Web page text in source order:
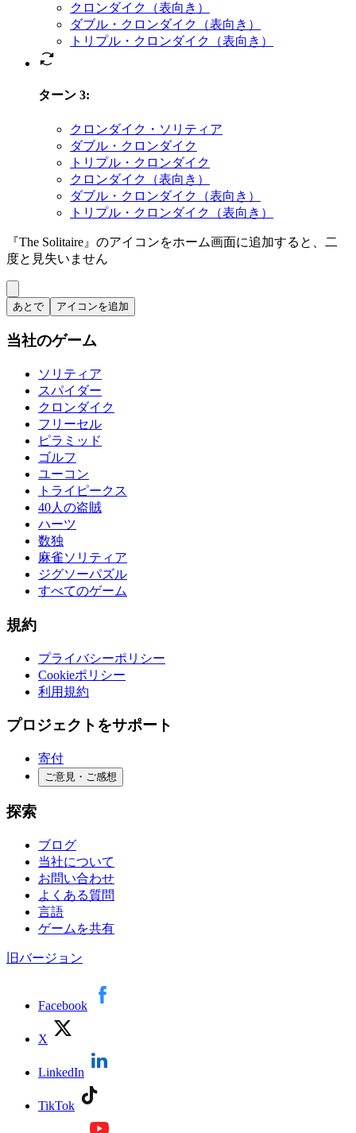
クロンダイク（表向き）
ダブル・クロンダイク（表向き）
トリプル・クロンダイク（表向き）
ターン 3:
クロンダイク・ソリティア
ダブル・クロンダイク
トリプル・クロンダイク
クロンダイク（表向き）
ダブル・クロンダイク（表向き）
トリプル・クロンダイク（表向き）
『The Solitaire』のアイコンをホーム画面に追加すると、二
度と見失いません
あとで アイコンを追加
当社のゲーム
ソリティア
スパイダー
クロンダイク
フリーセル
ピラミッド
ゴルフ
ユーコン
トライピークス
40人の盗賊
ハーツ
数独
麻雀ソリティア
ジグソーパズル
すべてのゲーム
規約
プライバシーポリシー
Cookieポリシー
利用規約
プロジェクトをサポート
寄付
ご意見・ご感想
探索
ブログ
当社について
お問い合わせ
よくある質問
言語
ゲームを共有
旧バージョン
Facebook
X
LinkedIn
TikTok